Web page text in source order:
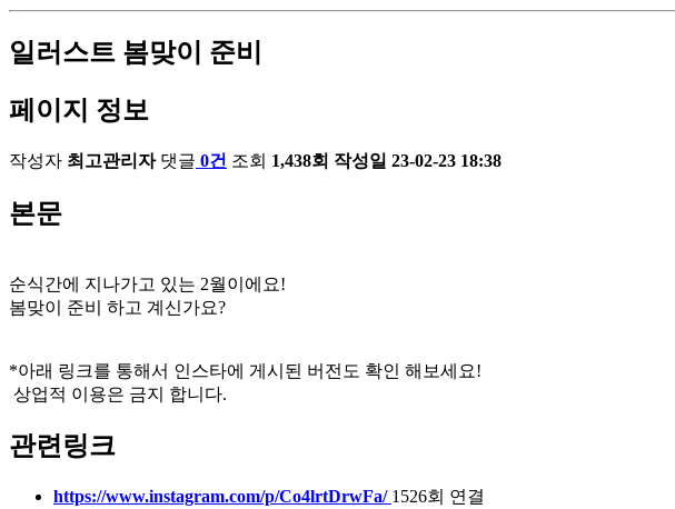
일러스트 봄맞이 준비
페이지 정보
작성자 최고관리자 댓글 0건 조회 1,438회 작성일 23-02-23 18:38
본문
순식간에 지나가고 있는 2월이에요!
봄맞이 준비 하고 계신가요?
*아래 링크를 통해서 인스타에 게시된 버전도 확인 해보세요!
상업적 이용은 금지 합니다.
관련링크
https://www.instagram.com/p/Co4lrtDrwFa/ 1526회 연결